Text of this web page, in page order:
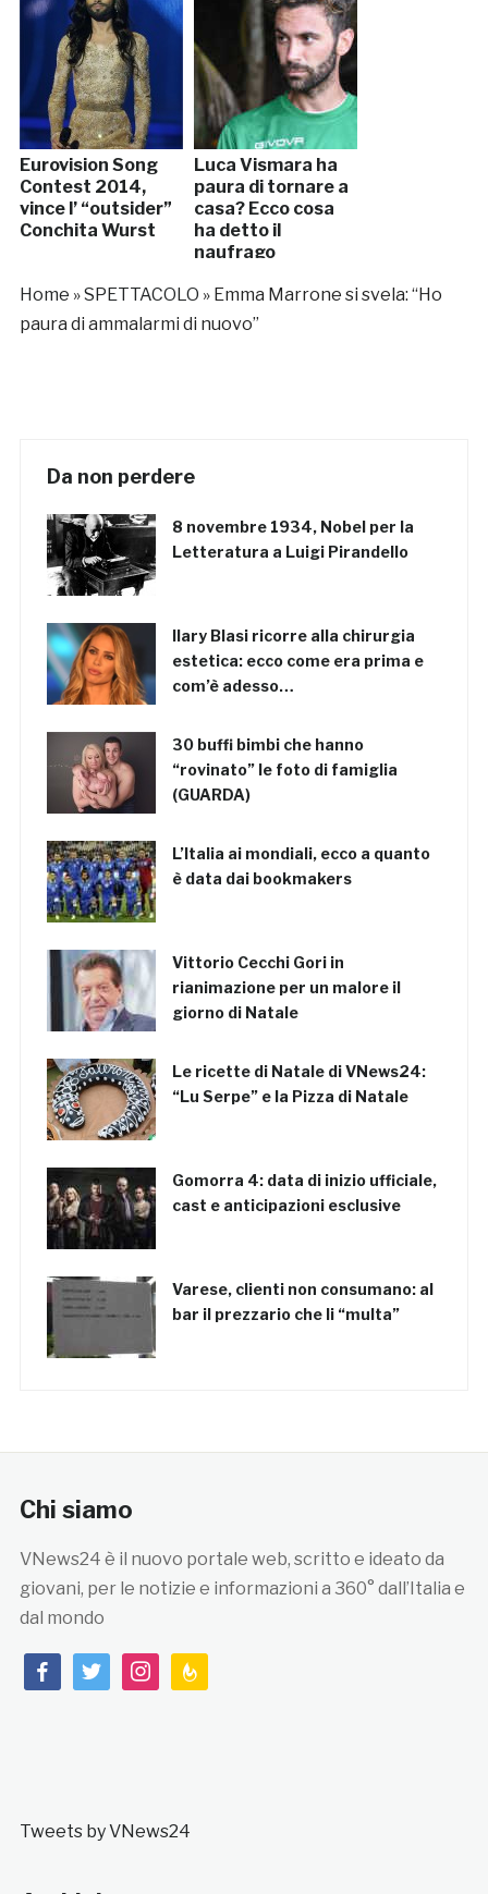
Eurovision Song
Contest 2014,
vince l’ “outsider”
Conchita Wurst
Luca Vismara ha
paura di tornare a
casa? Ecco cosa
ha detto il
naufrago
Home »SPETTACOLO » Emma Marrone si svela: “Ho
paura di ammalarmi di nuovo”
Da non perdere
8 novembre 1934, Nobel per la
Letteratura a Luigi Pirandello
Ilary Blasi ricorre alla chirurgia
estetica: ecco come era prima e
com’è adesso…
30 buffi bimbi che hanno
“rovinato” le foto di famiglia
(GUARDA)
L’Italia ai mondiali, ecco a quanto
è data dai bookmakers
Vittorio Cecchi Gori in
rianimazione per un malore il
giorno di Natale
Le ricette di Natale di VNews24:
“Lu Serpe” e la Pizza di Natale
Gomorra 4: data di inizio ufficiale,
cast e anticipazioni esclusive
Varese, clienti non consumano: al
bar il prezzario che li “multa”
Chi siamo
VNews24 è il nuovo portale web, scritto e ideato da
giovani, per le notizie e informazioni a 360° dall’Italia e
dal mondo
facebooktwitterinstagramfeedburner
Tweets by VNews24